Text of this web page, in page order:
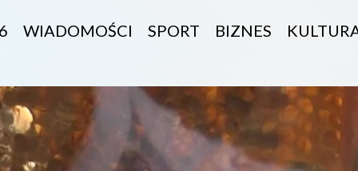
WIADOMOŚCI SPORT BIZNES